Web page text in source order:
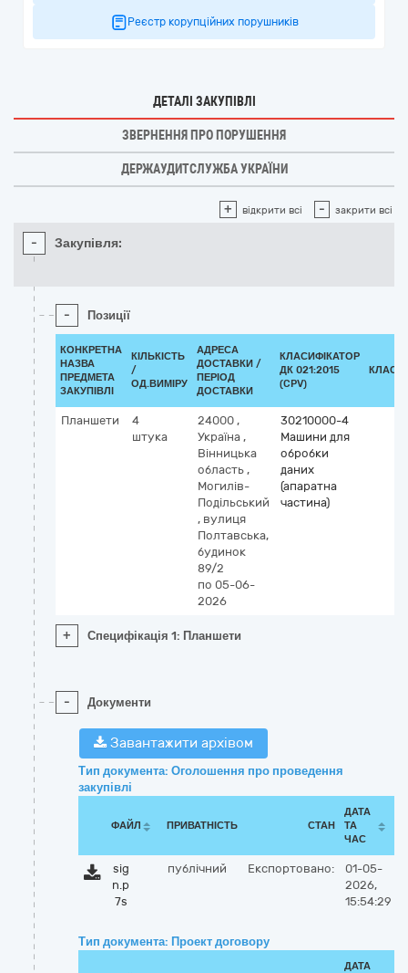
Реєстр корупційних порушників
ДЕТАЛІ ЗАКУПІВЛІ
ЗВЕРНЕННЯ ПРО ПОРУШЕННЯ
ДЕРЖАУДИТСЛУЖБА УКРАЇНИ
+ відкрити всі - закрити всі
- Закупівля:
- Позиції
КОНКРЕТНА
НАЗВА
ПРЕДМЕТА
ЗАКУПІВЛІ
КІЛЬКІСТЬ
/
ОД.ВИМІРУ
АДРЕСА
ДОСТАВКИ /
ПЕРІОД
ДОСТАВКИ
КЛАСИФІКАТОР
ДК 021:2015
(CPV)
Планшети
4
штука
24000 ,
Україна ,
Вінницька
область ,
Могилів-
Подільський
, вулиця
Полтавська,
будинок
89/2
по 05-06-
2026
30210000-4
Машини для
обробки
даних
(апаратна
частина)
+ Специфікація 1: Планшети
- Документи
Завантажити архівом
Тип документа: Оголошення про проведення
закупівлі
ФАЙЛ ПРИВАТНІСТЬ СТАН
ДАТА
ТА
ЧАС
sig
n.p
7s
публічний Експортовано:
01-05-
2026,
15:54:29
Тип документа: Проект договору
ДАТА